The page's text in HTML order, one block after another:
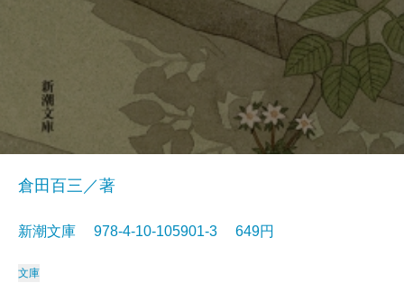
倉田百三／著
新潮文庫 978-4-10-105901-3 649円
文庫